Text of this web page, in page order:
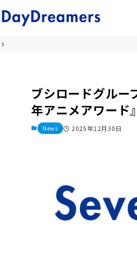
ブシロードグルー
年アニメアワード』
News 2025年12月30日